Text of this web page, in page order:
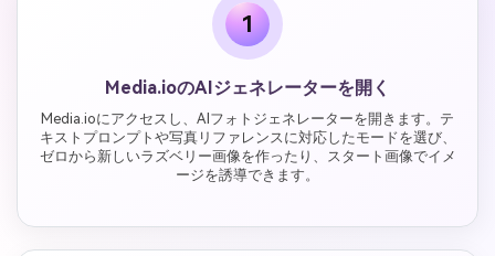
1
Media.ioのAIジェネレーターを開く
Media.ioにアクセスし、AIフォトジェネレーターを開きます。テ
キストプロンプトや写真リファレンスに対応したモードを選び、
ゼロから新しいラズベリー画像を作ったり、スタート画像でイメ
ージを誘導できます。